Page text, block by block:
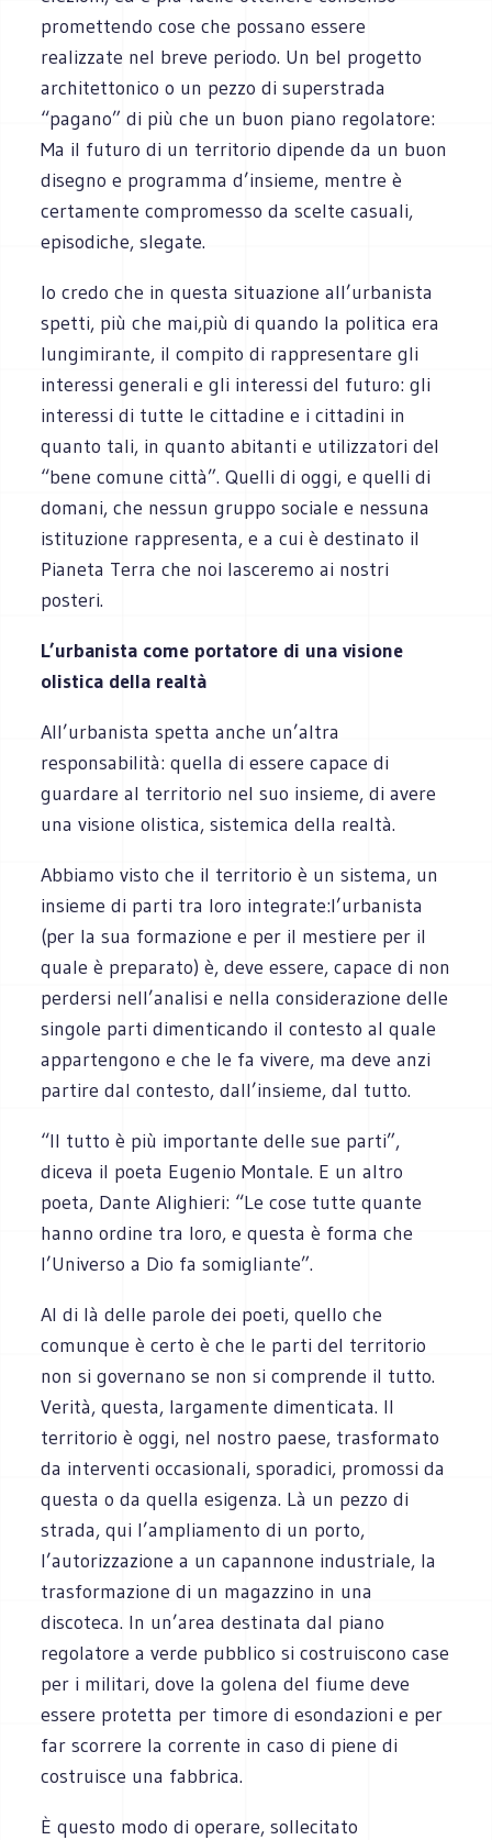
promettendo cose che possano essere
realizzate nel breve periodo. Un bel progetto
architettonico o un pezzo di superstrada
“pagano” di più che un buon piano regolatore:
Ma il futuro di un territorio dipende da un buon
disegno e programma d’insieme, mentre è
certamente compromesso da scelte casuali,
episodiche, slegate.
Io credo che in questa situazione all’urbanista
spetti, più che mai,più di quando la politica era
lungimirante, il compito di rappresentare gli
interessi generali e gli interessi del futuro: gli
interessi di tutte le cittadine e i cittadini in
quanto tali, in quanto abitanti e utilizzatori del
“bene comune città”. Quelli di oggi, e quelli di
domani, che nessun gruppo sociale e nessuna
istituzione rappresenta, e a cui è destinato il
Pianeta Terra che noi lasceremo ai nostri
posteri.
L’urbanista come portatore di una visione
olistica della realtà
All’urbanista spetta anche un’altra
responsabilità: quella di essere capace di
guardare al territorio nel suo insieme, di avere
una visione olistica, sistemica della realtà.
Abbiamo visto che il territorio è un sistema, un
insieme di parti tra loro integrate:l’urbanista
(per la sua formazione e per il mestiere per il
quale è preparato) è, deve essere, capace di non
perdersi nell’analisi e nella considerazione delle
singole parti dimenticando il contesto al quale
appartengono e che le fa vivere, ma deve anzi
partire dal contesto, dall’insieme, dal tutto.
“Il tutto è più importante delle sue parti”,
diceva il poeta Eugenio Montale. E un altro
poeta, Dante Alighieri: “Le cose tutte quante
hanno ordine tra loro, e questa è forma che
l’Universo a Dio fa somigliante”.
Al di là delle parole dei poeti, quello che
comunque è certo è che le parti del territorio
non si governano se non si comprende il tutto.
Verità, questa, largamente dimenticata. Il
territorio è oggi, nel nostro paese, trasformato
da interventi occasionali, sporadici, promossi da
questa o da quella esigenza. Là un pezzo di
strada, qui l’ampliamento di un porto,
l’autorizzazione a un capannone industriale, la
trasformazione di un magazzino in una
discoteca. In un’area destinata dal piano
regolatore a verde pubblico si costruiscono case
per i militari, dove la golena del fiume deve
essere protetta per timore di esondazioni e per
far scorrere la corrente in caso di piene di
costruisce una fabbrica.
È questo modo di operare, sollecitato